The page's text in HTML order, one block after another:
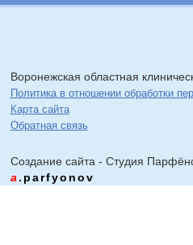
Воронежская областная
Политика в отношении обработки
Карта сайта
Обратная связь
Создание сайта - Cтудия
a .parfyonov